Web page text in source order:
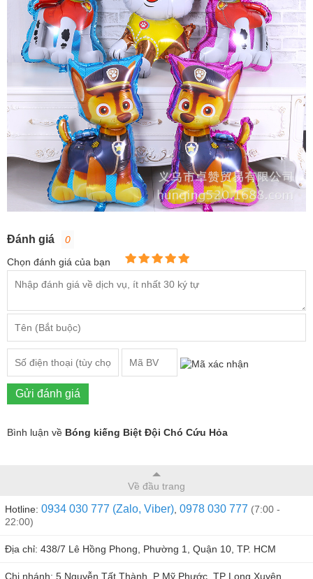
Đánh giá
0
Chọn đánh giá của bạn
Gửi đánh giá
Bình luận về Bóng kiếng Biệt Đội Chó Cứu Hỏa
Về đầu trang
Hotline: 0934 030 777 (Zalo, Viber), 0978 030 777 (7:00 -
22:00)
Địa chỉ: 438/7 Lê Hồng Phong, Phường 1, Quận 10, TP. HCM
Chi nhánh: 5 Nguyễn Tất Thành, P Mỹ Phước, TP Long Xuyên